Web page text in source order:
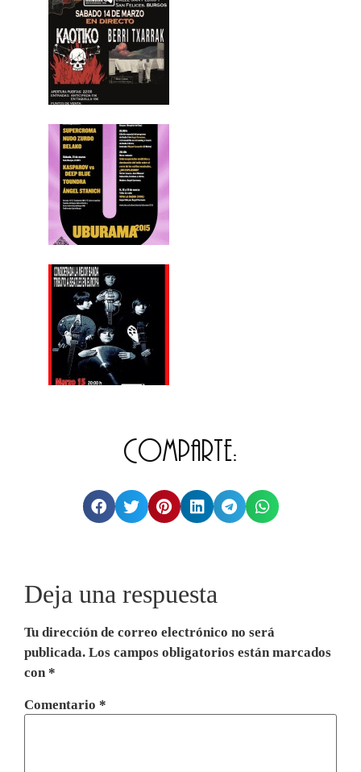
Comparte:
Deja una respuesta
Tu dirección de correo electrónico no será
publicada. Los campos obligatorios están marcados
con *
Comentario *